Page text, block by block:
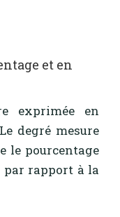
et en
exprimée en
degré mesure
le pourcentage
par rapport à la